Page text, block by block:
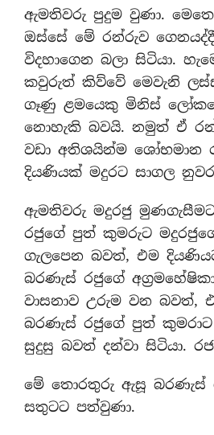
ඇමතිවරු පුදුම වුණා.
ඔස්සේ මේ රන්රුව
විදහාගෙන බලා සිටියා.
කවුරුත් කිව්වේ මෙවැනි
ගෑණු ළමයෙකු මිනිස්
නොහැකි බවයි. නමුත් ඒ
වඩා අතිශයින්ම
දියණියක් මදුරට සාගල
ඇමතිවරු මදුරජු
රජුගේ පුත් කුමරුට
ගැලපෙන බවත්, එම
බරණැස් රජුගේ
වාසනාව උරුම වන බවත්,
බරණැස් රජුගේ පුත්
සුදුසු බවත් දන්වා සිටියා.
මේ තොරතුරු ඇසූ බරණැස්
සතුටට පත්වුණා.